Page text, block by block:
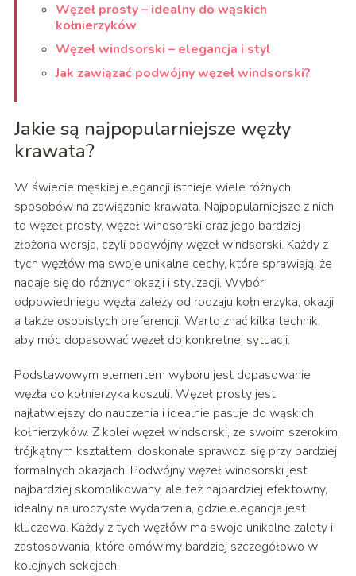
Węzeł prosty – idealny do wąskich
kołnierzyków
Węzeł windsorski – elegancja i styl
Jak zawiązać podwójny węzeł windsorski?
Jakie są najpopularniejsze węzły
krawata?
W świecie męskiej elegancji istnieje wiele różnych
sposobów na zawiązanie krawata. Najpopularniejsze z nich
to węzeł prosty, węzeł windsorski oraz jego bardziej
złożona wersja, czyli podwójny węzeł windsorski. Każdy z
tych węzłów ma swoje unikalne cechy, które sprawiają, że
nadaje się do różnych okazji i stylizacji. Wybór
odpowiedniego węzła zależy od rodzaju kołnierzyka, okazji,
a także osobistych preferencji. Warto znać kilka technik,
aby móc dopasować węzeł do konkretnej sytuacji.
Podstawowym elementem wyboru jest dopasowanie
węzła do kołnierzyka koszuli. Węzeł prosty jest
najłatwiejszy do nauczenia i idealnie pasuje do wąskich
kołnierzyków. Z kolei węzeł windsorski, ze swoim szerokim,
trójkątnym kształtem, doskonale sprawdzi się przy bardziej
formalnych okazjach. Podwójny węzeł windsorski jest
najbardziej skomplikowany, ale też najbardziej efektowny,
idealny na uroczyste wydarzenia, gdzie elegancja jest
kluczowa. Każdy z tych węzłów ma swoje unikalne zalety i
zastosowania, które omówimy bardziej szczegółowo w
kolejnych sekcjach.